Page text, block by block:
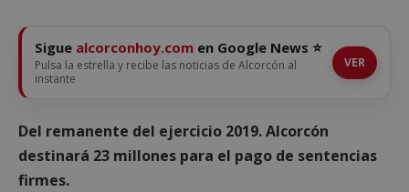
Sigue alcorconhoy.com en Google News ⭐
Pulsa la estrella y recibe las noticias de Alcorcón al
instante
VER
Del remanente del ejercicio 2019. Alcorcón
destinará 23 millones para el pago de sentencias
firmes.